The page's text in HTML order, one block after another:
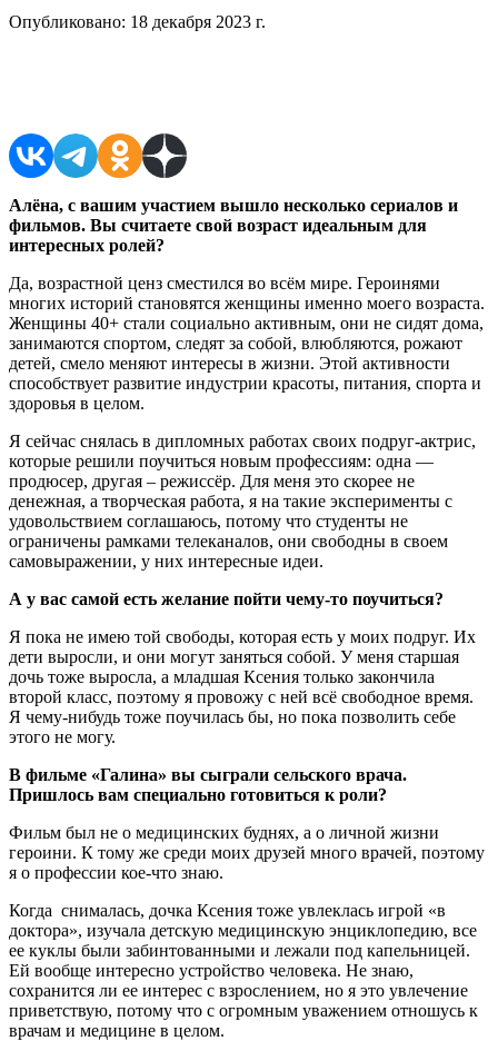
Опубликовано: 18 декабря 2023 г.
Алёна, с вашим участием вышло несколько сериалов и
фильмов. Вы считаете свой возраст идеальным для
интересных ролей?
Да, возрастной ценз сместился во всём мире. Героинями
многих историй становятся женщины именно моего возраста.
Женщины 40+ стали социально активным, они не сидят дома,
занимаются спортом, следят за собой, влюбляются, рожают
детей, смело меняют интересы в жизни. Этой активности
способствует развитие индустрии красоты, питания, спорта и
здоровья в целом.
Я сейчас снялась в дипломных работах своих подруг-актрис,
которые решили поучиться новым профессиям: одна —
продюсер, другая – режиссёр. Для меня это скорее не
денежная, а творческая работа, я на такие эксперименты с
удовольствием соглашаюсь, потому что студенты не
ограничены рамками телеканалов, они свободны в своем
самовыражении, у них интересные идеи.
А у вас самой есть желание пойти чему-то поучиться?
Я пока не имею той свободы, которая есть у моих подруг. Их
дети выросли, и они могут заняться собой. У меня старшая
дочь тоже выросла, а младшая Ксения только закончила
второй класс, поэтому я провожу с ней всё свободное время.
Я чему-нибудь тоже поучилась бы, но пока позволить себе
этого не могу.
В фильме «Галина» вы сыграли сельского врача.
Пришлось вам специально готовиться к роли?
Фильм был не о медицинских буднях, а о личной жизни
героини. К тому же среди моих друзей много врачей, поэтому
я о профессии кое-что знаю.
Когда снималась, дочка Ксения тоже увлеклась игрой «в
доктора», изучала детскую медицинскую энциклопедию, все
ее куклы были забинтованными и лежали под капельницей.
Ей вообще интересно устройство человека. Не знаю,
сохранится ли ее интерес с взрослением, но я это увлечение
приветствую, потому что с огромным уважением отношусь к
врачам и медицине в целом.